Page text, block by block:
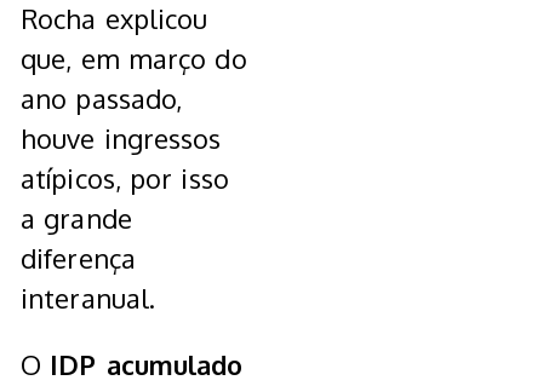
Rocha explicou
que, em março do
ano passado,
houve ingressos
atípicos, por isso
a grande
diferença
interanual.
O IDP acumulado